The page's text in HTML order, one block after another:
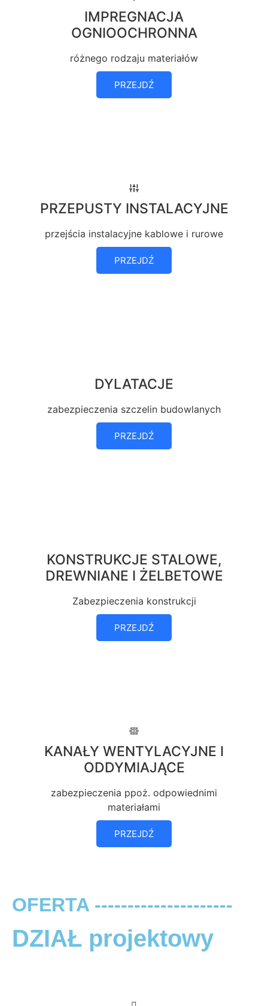
IMPREGNACJA
OGNIOOCHRONNA
różnego rodzaju materiałów
PRZEJDŹ
PRZEPUSTY INSTALACYJNE
przejścia instalacyjne kablowe i rurowe
PRZEJDŹ
DYLATACJE
zabezpieczenia szczelin budowlanych
PRZEJDŹ
KONSTRUKCJE STALOWE,
DREWNIANE I ŻELBETOWE
Zabezpieczenia konstrukcji
PRZEJDŹ
KANAŁY WENTYLACYJNE I
ODDYMIAJĄCE
zabezpieczenia ppoż. odpowiednimi
materiałami
PRZEJDŹ
OFERTA ---------------------
DZIAŁ projektowy